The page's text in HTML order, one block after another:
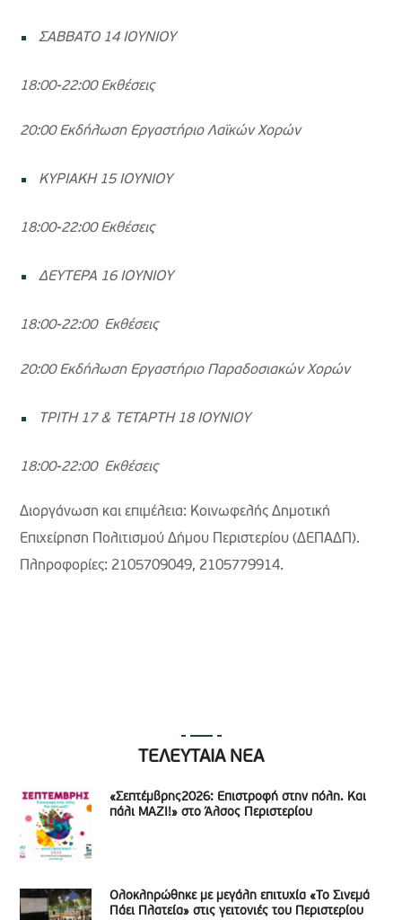
ΣΑΒΒΑΤΟ 14 ΙΟΥΝΙΟΥ
18:00-22:00 Εκθέσεις
20:00 Εκδήλωση Εργαστήριο Λαϊκών Χορών
ΚΥΡΙΑΚΗ 15 ΙΟΥΝΙΟΥ
18:00-22:00 Εκθέσεις
ΔΕΥΤΕΡΑ 16 ΙΟΥΝΙΟΥ
18:00-22:00 Εκθέσεις
20:00 Εκδήλωση Εργαστήριο Παραδοσιακών Χορών
ΤΡΙΤΗ 17 & ΤΕΤΑΡΤΗ 18 ΙΟΥΝΙΟΥ
18:00-22:00 Εκθέσεις
Διοργάνωση και επιμέλεια: Κοινωφελής Δημοτική
Επιχείρηση Πολιτισμού Δήμου Περιστερίου (ΔΕΠΑΔΠ).
Πληροφορίες: 2105709049, 2105779914.
ΤΕΛΕΥΤΑΙΑ ΝΕΑ
«Σεπτέμβρης2026: Επιστροφή στην πόλη. Και
πάλι ΜΑΖΙ!» στο Άλσος Περιστερίου
Ολοκληρώθηκε με μεγάλη επιτυχία «Το Σινεμά
Πάει Πλατεία» στις γειτονιές του Περιστερίου